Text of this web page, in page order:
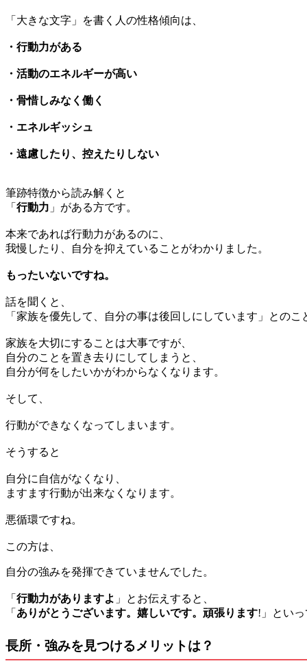
「大きな文字」を書く人の性格傾向は、
・行動力がある
・活動のエネルギーが高い
・骨惜しみなく働く
・エネルギッシュ
・遠慮したり、控えたりしない
筆跡特徴から読み解くと
「 行動力 」がある方です。
本来であれば行動力があるのに、
我慢したり、自分を抑えていることがわかりました。
もったいないですね。
話を聞くと、
「家族を優先して、自分の事は後回しにしています」とのこ
家族を大切にすることは大事ですが、
自分のことを置き去りにしてしまうと、
自分が何をしたいかがわからなくなります。
そして、
行動ができなくなってしまいます。
そうすると
自分に自信がなくなり、
ますます行動が出来なくなります。
悪循環ですね。
この方は、
自分の強みを発揮できていませんでした。
「 行動力がありますよ 」とお伝えすると、
「 ありがとうございます。嬉しいです。頑張ります!」といっ
長所・強みを見つけるメリットは？